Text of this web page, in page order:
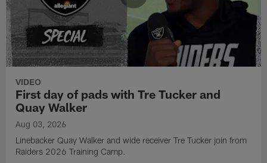
VIDEO
First day of pads with Tre Tucker and
Quay Walker
Aug 03, 2026
Linebacker Quay Walker and wide receiver Tre Tucker join from
Raiders 2026 Training Camp.